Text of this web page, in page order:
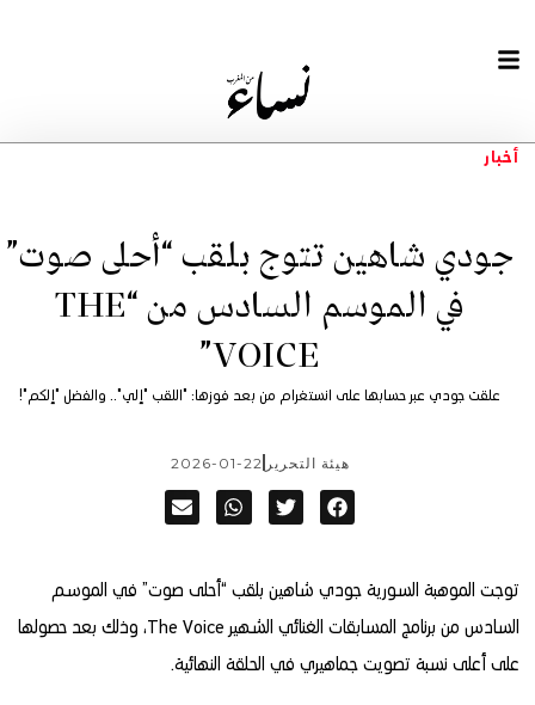
أخبار
جودي شاهين تتوج بلقب “أحلى صوت”
في الموسم السادس من “THE
VOICE”
علقت جودي عبر حسابها على انستغرام من بعد فوزها: "‎اللقب "إلي".. والفضل "إلكم"!
هيئة التحرير 2026-01-22
توجت الموهبة السورية جودي شاهين بلقب “أحلى صوت” في الموسم
السادس من برنامج المسابقات الغنائي الشهير The Voice، وذلك بعد حصولها
على أعلى نسبة تصويت جماهيري في الحلقة النهائية.